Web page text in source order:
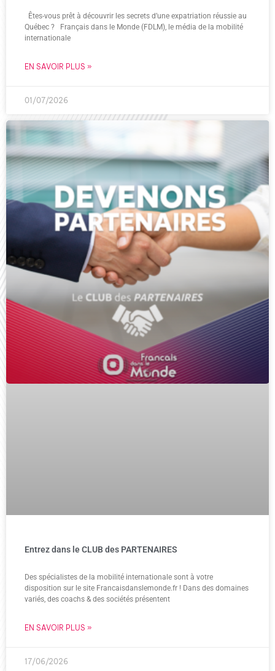
Êtes-vous prêt à découvrir les secrets d’une expatriation réussie au
Québec ? Français dans le Monde (FDLM), le média de la mobilité
internationale
EN SAVOIR PLUS »
01/07/2026
Entrez dans le CLUB des PARTENAIRES
Des spécialistes de la mobilité internationale sont à votre
disposition sur le site Francaisdanslemonde.fr ! Dans des domaines
variés, des coachs & des sociétés présentent
EN SAVOIR PLUS »
17/06/2026